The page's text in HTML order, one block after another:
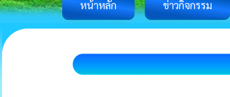
หน้าหลัก ข่าวกิจกรรม